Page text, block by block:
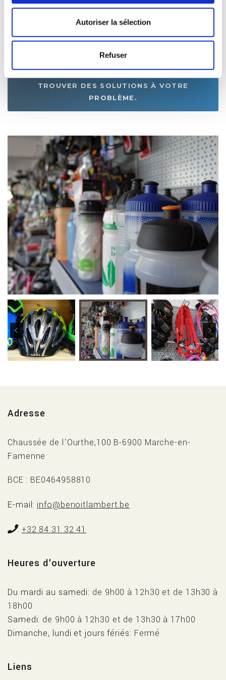
Autoriser la sélection
Refuser
Je vous briefe avant votre départ et vous fait faire
TROUVER DES SOLUTIONS À VOTRE
PROBLÈME.
Adresse
Chaussée de l'Ourthe,100 B-6900 Marche-en-
Famenne
BCE : BE0464958810
E-mail info@benoitlambert.be
+32 84 31 32 41
Heures d'ouverture
Du mardi au samedi de 9h00 à 12h30 et de 13h30 à
18h00
Samedi de 9h00 à 12h30 et de 13h30 à 17h00
Dimanche, lundi et jours fériés Fermé
Liens